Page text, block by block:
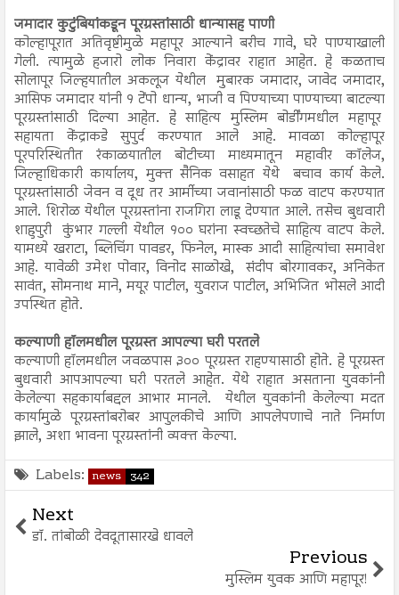
जमादार कुटुंबियांकडून पूरग्रस्तांसाठी धान्यासह पाणी
कोल्हापूरात अतिवृष्टीमुळे महापूर आल्याने बरीच गावे, घरे पाण्याखाली
गेली. त्यामुळे हजारो लोक निवारा केंद्रावर राहात आहेत. हे कळताच
सोलापूर जिल्हयातील अकलूज येथील मुबारक जमादार, जावेद जमादार,
आसिफ जमादार यांनी १ टेंपो धान्य, भाजी व पिण्याच्या पाण्याच्या बाटल्या
पूरग्रस्तांसाठी दिल्या आहेत. हे साहित्य मुस्लिम बोर्डींगमधील महापूर
सहायता केंद्राकडे सुपुर्द करण्यात आले आहे. मावळा कोल्हापूर
पूरपरिस्थितीत रंकाळयातील बोटीच्या माध्यमातून महावीर कॉलेज,
जिल्हाधिकारी कार्यालय, मुक्त सैनिक वसाहत येथे बचाव कार्य केले.
पूरग्रस्तांसाठी जेवन व दूध तर आर्मीच्या जवानांसाठी फळ वाटप करण्यात
आले. शिरोळ येथील पूरग्रस्तांना राजगिरा लाडू देण्यात आले. तसेच बुधवारी
शाहुपुरी कुंभार गल्ली येथील १०० घरांना स्वच्छतेचे साहित्य वाटप केले.
यामध्ये खराटा, ब्लिचिंग पावडर, फिनेल, मास्क आदी साहित्यांचा समावेश
आहे. यावेळी उमेश पोवार, विनोद साळोखे, संदीप बोरगावकर, अनिकेत
सावंत, सोमनाथ माने, मयूर पाटील, युवराज पाटील, अभिजित भोसले आदी
उपस्थित होते.
कल्याणी हॉलमधील पूरग्रस्त आपल्या घरी परतले
कल्याणी हॉलमधील जवळपास ३०० पूरग्रस्त राहण्यासाठी होते. हे पूरग्रस्त
बुधवारी आपआपल्या घरी परतले आहेत. येथे राहात असताना युवकांनी
केलेल्या सहकार्याबद्दल आभार मानले. येथील युवकांनी केलेल्या मदत
कार्यामुळे पूरग्रस्तांबरोबर आपुलकीचे आणि आपलेपणाचे नाते निर्माण
झाले, अशा भावना पूरग्रस्तांनी व्यक्त केल्या.
Labels: news 342
Next
डॉ. तांबोळी देवदूतासारखे धावले
Previous
मुस्लिम युवक आणि महापूर!